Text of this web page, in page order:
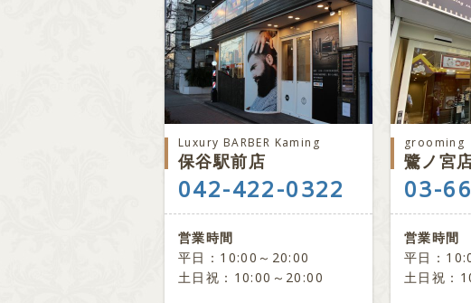
Luxury BARBER Kaming
保谷駅前店
042-422-0322
営業時間
平日：10:00～20:00
土日祝：10:00～20:00
鷺ノ宮
03-
営業時間
平日：
土日祝：